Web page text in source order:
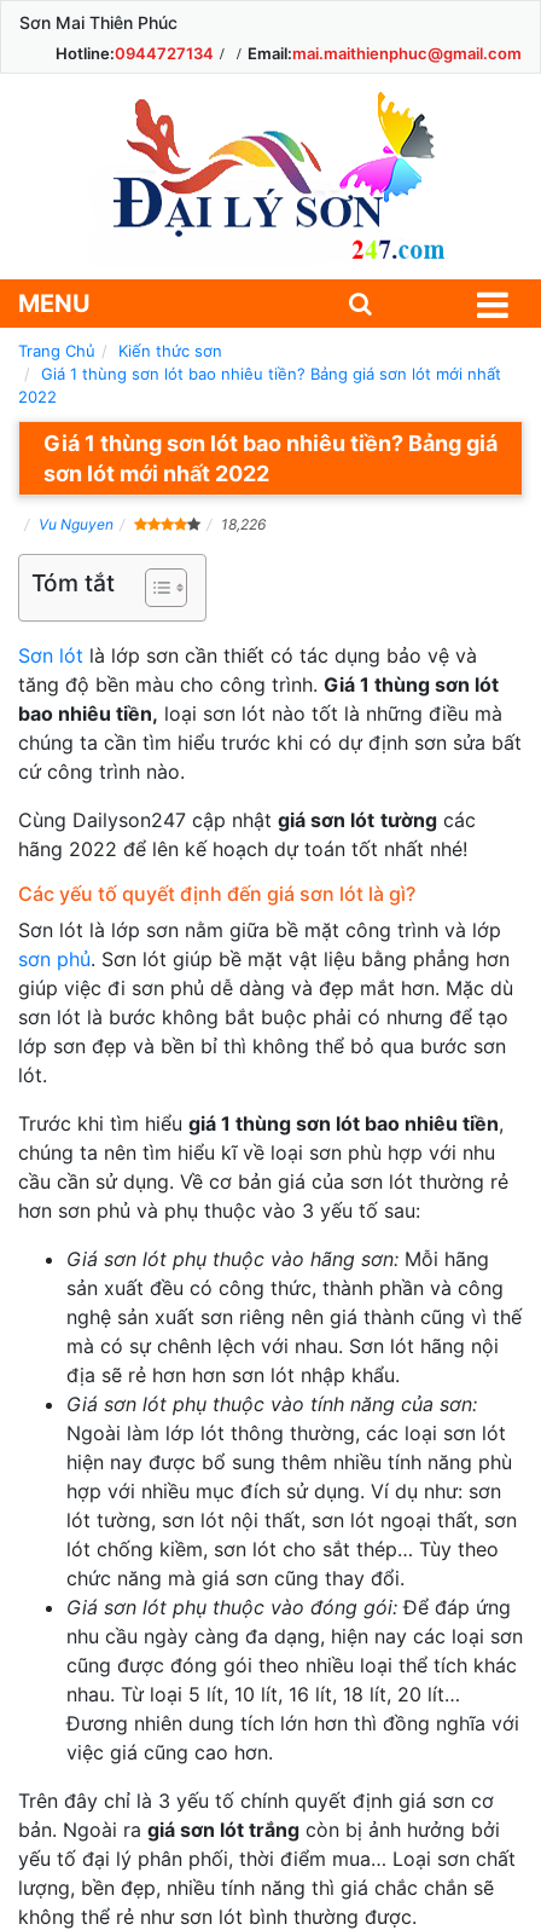
Sơn Mai Thiên Phúc
Hotline:0944727134 Email:mai.maithienphuc@gmail.com
MENU
Trang Chủ
Kiến thức sơn
Giá 1 thùng sơn lót bao nhiêu tiền? Bảng giá sơn lót mới nhất
2022
Giá 1 thùng sơn lót bao nhiêu tiền? Bảng giá
sơn lót mới nhất 2022
Vu Nguyen 18,226
Tóm tắt
Sơn lót là lớp sơn cần thiết có tác dụng bảo vệ và
tăng độ bền màu cho công trình. Giá 1 thùng sơn lót
bao nhiêu tiền, loại sơn lót nào tốt là những điều mà
chúng ta cần tìm hiểu trước khi có dự định sơn sửa bất
cứ công trình nào.
Cùng Dailyson247 cập nhật giá sơn lót tường các
hãng 2022 để lên kế hoạch dự toán tốt nhất nhé!
Các yếu tố quyết định đến giá sơn lót là gì?
Sơn lót là lớp sơn nằm giữa bề mặt công trình và lớp
sơn phủ. Sơn lót giúp bề mặt vật liệu bằng phẳng hơn
giúp việc đi sơn phủ dễ dàng và đẹp mắt hơn. Mặc dù
sơn lót là bước không bắt buộc phải có nhưng để tạo
lớp sơn đẹp và bền bỉ thì không thể bỏ qua bước sơn
lót.
Trước khi tìm hiểu giá 1 thùng sơn lót bao nhiêu tiền,
chúng ta nên tìm hiểu kĩ về loại sơn phù hợp với nhu
cầu cần sử dụng. Về cơ bản giá của sơn lót thường rẻ
hơn sơn phủ và phụ thuộc vào 3 yếu tố sau:
Giá sơn lót phụ thuộc vào hãng sơn: Mỗi hãng
sản xuất đều có công thức, thành phần và công
nghệ sản xuất sơn riêng nên giá thành cũng vì thế
mà có sự chênh lệch với nhau. Sơn lót hãng nội
địa sẽ rẻ hơn hơn sơn lót nhập khẩu.
Giá sơn lót phụ thuộc vào tính năng của sơn:
Ngoài làm lớp lót thông thường, các loại sơn lót
hiện nay được bổ sung thêm nhiều tính năng phù
hợp với nhiều mục đích sử dụng. Ví dụ như: sơn
lót tường, sơn lót nội thất, sơn lót ngoại thất, sơn
lót chống kiềm, sơn lót cho sắt thép… Tùy theo
chức năng mà giá sơn cũng thay đổi.
Giá sơn lót phụ thuộc vào đóng gói: Để đáp ứng
nhu cầu ngày càng đa dạng, hiện nay các loại sơn
cũng được đóng gói theo nhiều loại thể tích khác
nhau. Từ loại 5 lít, 10 lít, 16 lít, 18 lít, 20 lít…
Đương nhiên dung tích lớn hơn thì đồng nghĩa với
việc giá cũng cao hơn.
Trên đây chỉ là 3 yếu tố chính quyết định giá sơn cơ
bản. Ngoài ra giá sơn lót trắng còn bị ảnh hưởng bởi
yếu tố đại lý phân phối, thời điểm mua… Loại sơn chất
lượng, bền đẹp, nhiều tính năng thì giá chắc chắn sẽ
không thể rẻ như sơn lót bình thường được.